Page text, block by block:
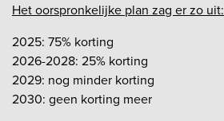
Het oorspronkelijke plan zag er zo uit:
2025: 75% korting
2026-2028: 25% korting
2029: nog minder korting
2030: geen korting meer